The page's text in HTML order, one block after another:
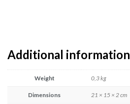
Additional information
Weight 0,3 kg
Dimensions 21 × 15 × 2 cm